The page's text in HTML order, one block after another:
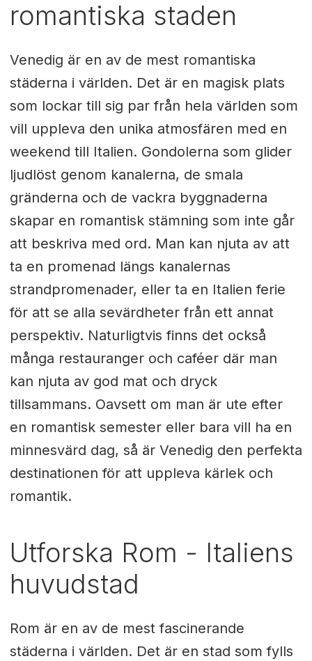
romantiska staden
Venedig är en av de mest romantiska
städerna i världen. Det är en magisk plats
som lockar till sig par från hela världen som
vill uppleva den unika atmosfären med en
weekend till Italien. Gondolerna som glider
ljudlöst genom kanalerna, de smala
gränderna och de vackra byggnaderna
skapar en romantisk stämning som inte går
att beskriva med ord. Man kan njuta av att
ta en promenad längs kanalernas
strandpromenader, eller ta en Italien ferie
för att se alla sevärdheter från ett annat
perspektiv. Naturligtvis finns det också
många restauranger och caféer där man
kan njuta av god mat och dryck
tillsammans. Oavsett om man är ute efter
en romantisk semester eller bara vill ha en
minnesvärd dag, så är Venedig den perfekta
destinationen för att uppleva kärlek och
romantik.
Utforska Rom - Italiens
huvudstad
Rom är en av de mest fascinerande
städerna i världen. Det är en stad som fylls